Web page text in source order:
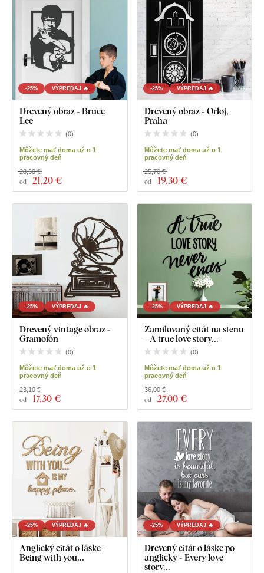
-25% VÝPREDAJ 🔥
Drevený obraz - Bruce
Lee
(0)
Môžete mať doma už o 1
pracovný deň
od 21,20 €
28,30 €
-25% VÝPREDAJ 🔥
Drevený obraz - Orloj,
Praha
(0)
Môžete mať doma už o 1
pracovný deň
od 19,30 €
25,70 €
-25% VÝPREDAJ 🔥
Drevený vintage obraz -
Gramofón
(0)
Môžete mať doma už o 1
pracovný deň
od 17,30 €
23,10 €
-25% VÝPREDAJ 🔥
Zamilovaný citát na stenu
- A true love story...
(0)
Môžete mať doma už o 1
pracovný deň
od 27,00 €
36,00 €
-25% VÝPREDAJ 🔥
Anglický citát o láske -
Being with you...
-25% VÝPREDAJ 🔥
Drevený citát o láske po
anglicky - Every love
story...